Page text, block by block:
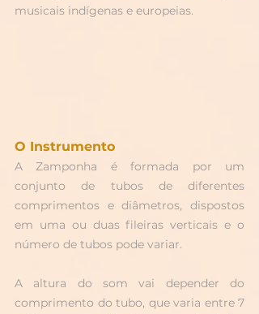
musicais indígenas e europeias.
O Instrumento
A Zamponha é formada por um
conjunto de tubos de diferentes
comprimentos e diâmetros, dispostos
em uma ou duas fileiras verticais e o
número de tubos pode variar.
A altura do som vai depender do
comprimento do tubo, que varia entre 7